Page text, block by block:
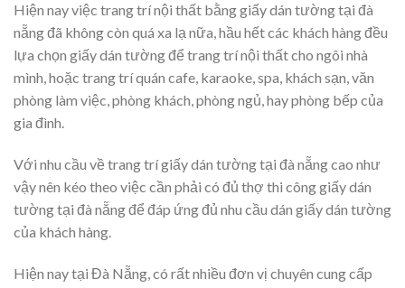
Hiện nay việc trang trí nội thất bằng giấy dán tường tại đà
nẵng đã không còn quá xa lạ nữa, hầu hết các khách hàng đều
lựa chọn giấy dán tường để trang trí nội thất cho ngôi nhà
mình, hoặc trang trí quán cafe, karaoke, spa, khách sạn, văn
phòng làm việc, phòng khách, phòng ngủ, hay phòng bếp của
gia đình.
Với nhu cầu về trang trí giấy dán tường tại đà nẵng cao như
vậy nên kéo theo việc cần phải có đủ thợ thi công giấy dán
tường tại đà nẵng để đáp ứng đủ nhu cầu dán giấy dán tường
của khách hàng.
Hiện nay tại Đà Nẵng, có rất nhiều đơn vị chuyên cung cấp